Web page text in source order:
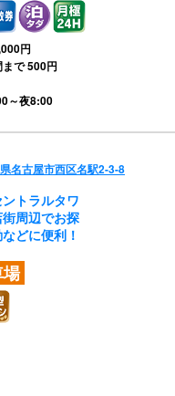
円
で 500円
～夜8:00
名古屋市西区名駅2-3-8
トラルタワ
周辺でお探
どに便利！
場